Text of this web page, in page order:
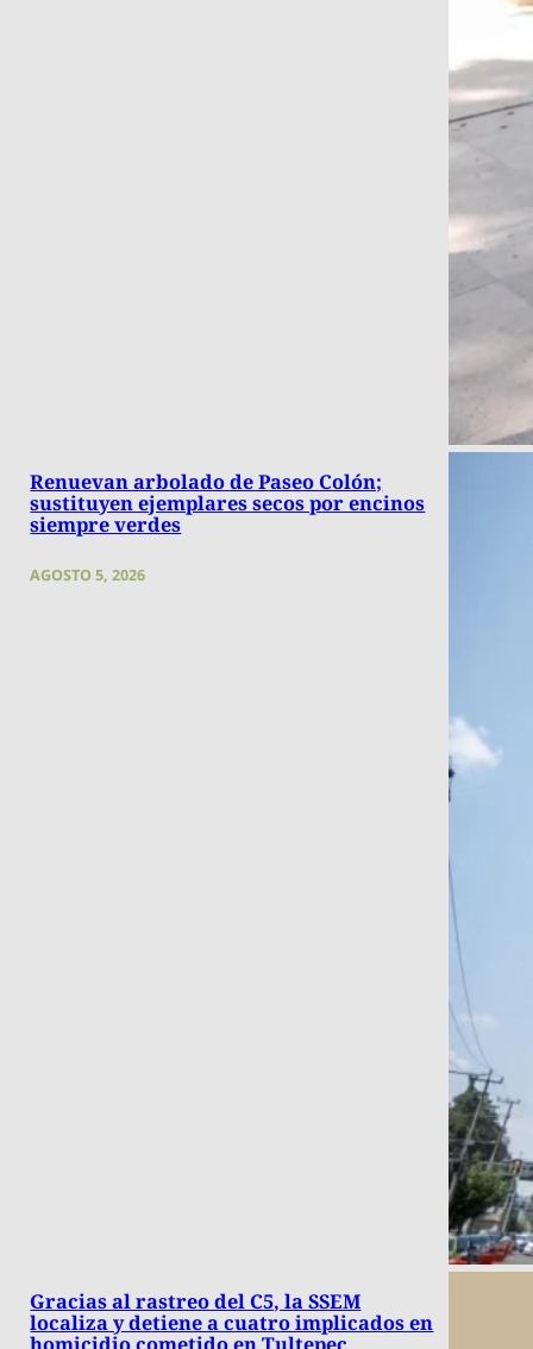
Renuevan arbolado de Paseo Colón;
sustituyen ejemplares secos por encinos
siempre verdes
AGOSTO 5, 2026
Gracias al rastreo del C5, la SSEM
localiza y detiene a cuatro implicados en